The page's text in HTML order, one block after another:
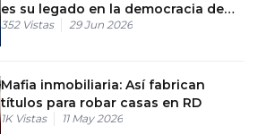
es su legado en la democracia de
RD?
352 Vistas 29 Jun 2026
Mafia inmobiliaria: Así fabrican
títulos para robar casas en RD
1K Vistas 11 May 2026